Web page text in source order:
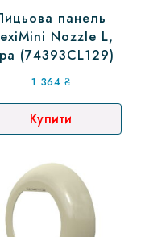
панель
Nozzle L,
(74393CL129)
1 364 ₴
Купити